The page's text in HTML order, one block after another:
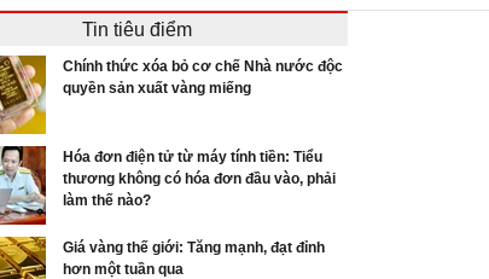
Tin tiêu điểm
Chính thức xóa bỏ cơ chế Nhà nước độc
quyền sản xuất vàng miếng
Hóa đơn điện tử từ máy tính tiền: Tiểu
thương không có hóa đơn đầu vào, phải
làm thế nào?
Giá vàng thế giới: Tăng mạnh, đạt đỉnh
hơn một tuần qua